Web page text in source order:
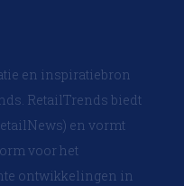
en inspiratiebron
RetailTrends biedt
en vormt
voor het
ontwikkelingen in